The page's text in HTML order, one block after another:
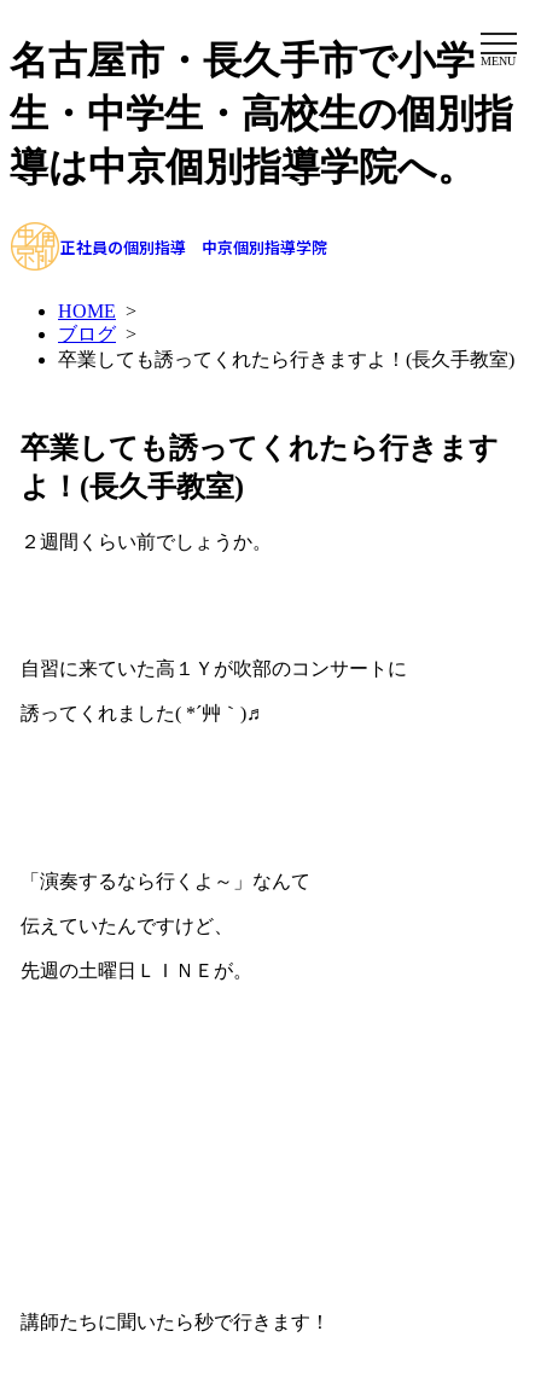
名古屋市・長久手市で小学
生・中学生・高校生の個別指
導は中京個別指導学院へ。
正社員の個別指導 中京個別指導学院
MENU
HOME >
ブログ >
卒業しても誘ってくれたら行きますよ！(長久手教室)
卒業しても誘ってくれたら行きます
よ！(長久手教室)
２週間くらい前でしょうか。
自習に来ていた高１Ｙが吹部のコンサートに
誘ってくれました( *´艸｀)♬
「演奏するなら行くよ～」なんて
伝えていたんですけど、
先週の土曜日ＬＩＮＥが。
講師たちに聞いたら秒で行きます！